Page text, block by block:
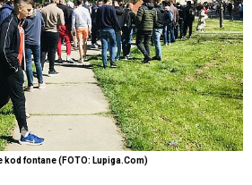
kod fontane (FOTO: Lupiga.Com)